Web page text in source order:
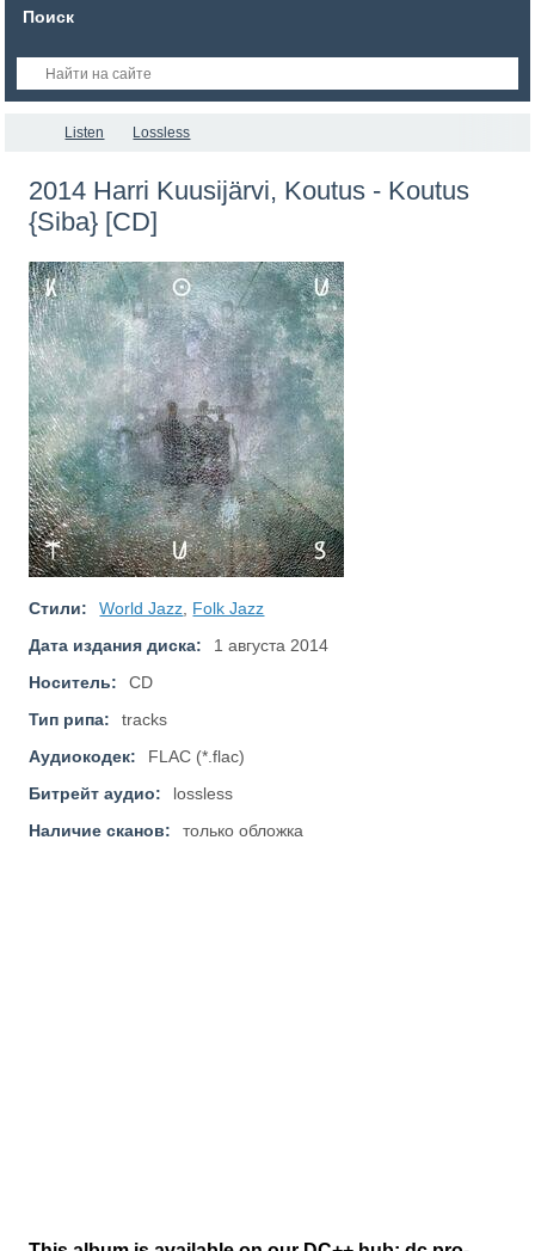
Поиск
Listen Lossless
2014 Harri Kuusijärvi, Koutus - Koutus
{Siba} [CD]
Стили: World Jazz Folk Jazz
Дата издания диска:
1 августа 2014
Носитель:
CD
Тип рипа:
tracks
Аудиокодек:
FLAC (*.flac)
Битрейт аудио:
lossless
Наличие сканов:
только обложка